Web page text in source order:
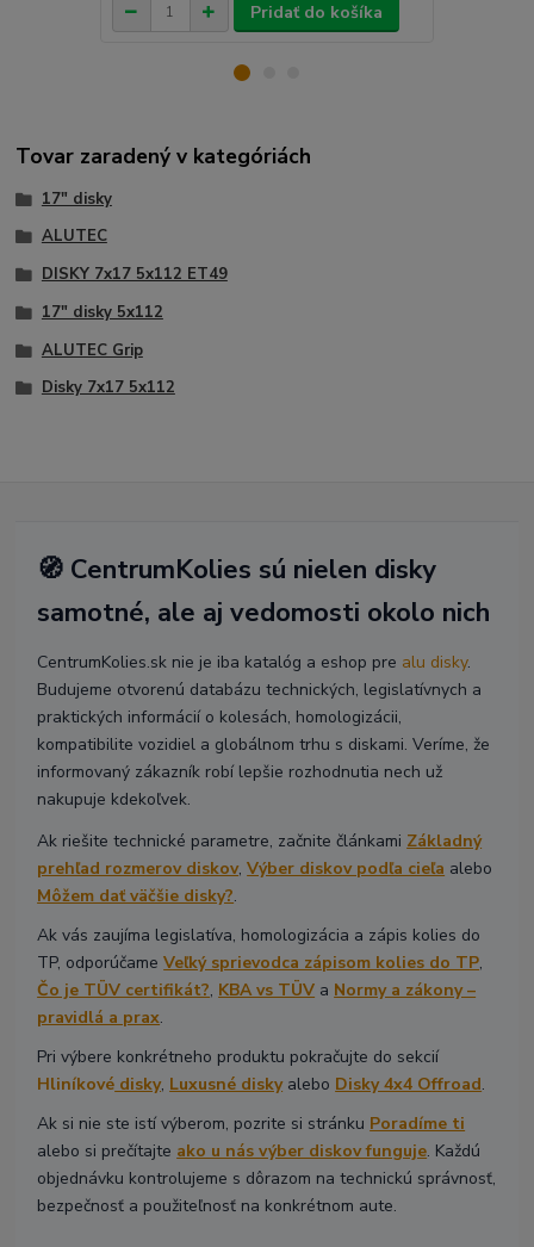
Pridať do košíka
Tovar zaradený v kategóriách
17" disky
ALUTEC
DISKY 7x17 5x112 ET49
17" disky 5x112
ALUTEC Grip
Disky 7x17 5x112
🧭 CentrumKolies sú nielen disky
samotné, ale aj vedomosti okolo nich
CentrumKolies.sk nie je iba katalóg a eshop pre alu disky.
Budujeme otvorenú databázu technických, legislatívnych a
praktických informácií o kolesách, homologizácii,
kompatibilite vozidiel a globálnom trhu s diskami. Veríme, že
informovaný zákazník robí lepšie rozhodnutia nech už
nakupuje kdekoľvek.
Ak riešite technické parametre, začnite článkami Základný
prehľad rozmerov diskov,Výber diskov podľa cieľa alebo
Môžem dať väčšie disky?.
Ak vás zaujíma legislatíva, homologizácia a zápis kolies do
TP, odporúčameVeľký sprievodca zápisom kolies do TP,
Čo je TÜV certifikát?, KBA vs TÜV a Normy a zákony –
pravidlá a prax.
Pri výbere konkrétneho produktu pokračujte do sekcií
Hliníkové disky, Luxusné diskyalebo Disky 4x4 Offroad.
Ak si nie ste istí výberom, pozrite si stránku Poradíme ti
alebo si prečítajte ako u nás výber diskov funguje. Každú
objednávku kontrolujeme s dôrazom na technickú správnosť,
bezpečnosť a použiteľnosť na konkrétnom aute.